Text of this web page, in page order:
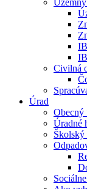
Civilná
Úrad
Obecný
Úradné
Školský